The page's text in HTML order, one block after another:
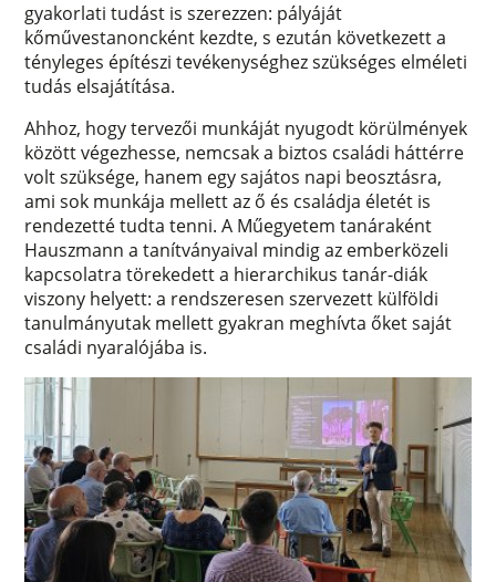
gyakorlati tudást is szerezzen: pályáját
kőművestanoncként kezdte, s ezután következett a
tényleges építészi tevékenységhez szükséges elméleti
tudás elsajátítása.
Ahhoz, hogy tervezői munkáját nyugodt körülmények
között végezhesse, nemcsak a biztos családi háttérre
volt szüksége, hanem egy sajátos napi beosztásra,
ami sok munkája mellett az ő és családja életét is
rendezetté tudta tenni. A Műegyetem tanáraként
Hauszmann a tanítványaival mindig az emberközeli
kapcsolatra törekedett a hierarchikus tanár-diák
viszony helyett: a rendszeresen szervezett külföldi
tanulmányutak mellett gyakran meghívta őket saját
családi nyaralójába is.